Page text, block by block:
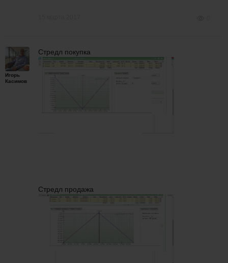
Игорь
Касимов
Стредл покупка
Стредл продажа